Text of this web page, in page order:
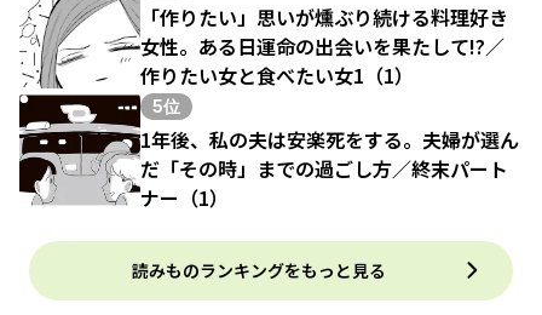
「作りたい」思いが燻ぶり続ける料理好き
女性。ある日運命の出会いを果たして!?／
作りたい女と食べたい女1（1）
5位
1年後、私の夫は安楽死をする。夫婦が選ん
だ「その時」までの過ごし方／終末パート
ナー（1）
読みものランキングをもっと見る